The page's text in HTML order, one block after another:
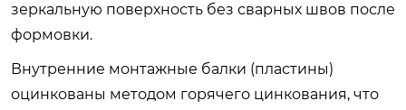
зеркальную поверхность без сварных швов после
формовки.
Внутренние монтажные балки (пластины)
оцинкованы методом горячего цинкования, что